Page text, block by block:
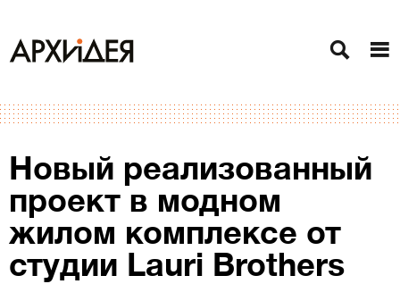
Новый реализованный
проект в модном
жилом комплексе от
студии Lauri Brothers